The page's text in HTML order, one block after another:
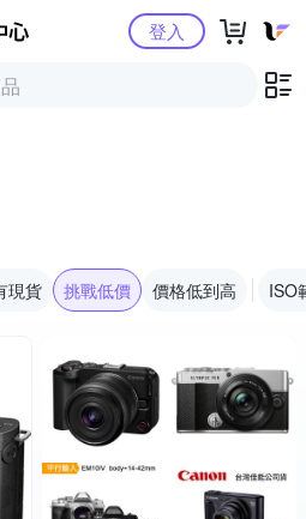
Yahoo購物中心登入
現貨 挑戰低價 價格低到高 ISO